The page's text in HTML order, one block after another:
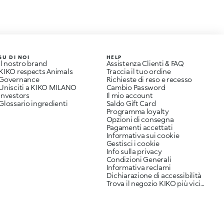
DI NOI
nostro brand
respects Animals
a KIKO MILANO
ingredienti
HELP
Assistenza Clienti & FAQ
Traccia il tuo ordine
Richieste di reso e recesso
Cambio Password
Il mio account
Saldo Gift Card
Programma loyalty
Opzioni di consegna
Pagamenti accettati
Informativa sui cookie
Gestisci i cookie
Info sulla privacy
Condizioni Generali
Informativa reclami
Dichiarazione di accessibilità
Trova il negozio KIKO più vicino a te